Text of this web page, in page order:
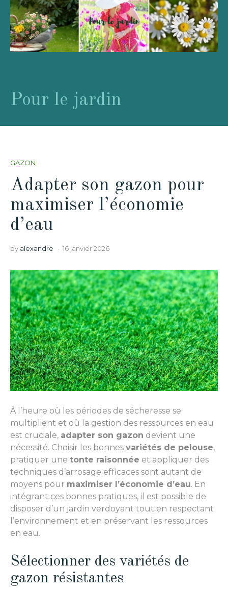
Pour le jardin
GAZON
Adapter son gazon pour
maximiser l’économie
d’eau
by alexandre 16 janvier 2026
À l’heure où les périodes de sécheresse se
multiplient et où la gestion des ressources en eau
est cruciale, adapter son gazon devient une
nécessité. Choisir les bonnes variétés de pelouse,
pratiquer une tonte raisonnée et appliquer des
techniques d’arrosage efficaces sont autant de
moyens pour maximiser l’économie d’eau. En
intégrant ces bonnes pratiques, il est possible de
disposer d’un jardin verdoyant tout en respectant
l’environnement et en préservant les ressources
en eau.
Sélectionner des variétés de
gazon résistantes